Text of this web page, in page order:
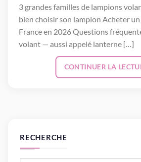
3 grandes familles de lampions
bien choisir son lampion Acheter
France en 2026 Questions
volant — aussi appelé lanterne […]
CONTINUER LA
RECHERCHE